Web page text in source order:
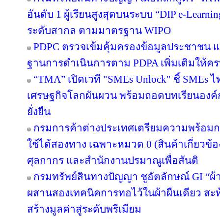
อันดับ 1 ผู้เรียนสูงสุดบนระบบ “DIP e-
ระดับสากล ตามมาตรฐาน WIPO
PDPC ตรวจเข้มคุ้มครองข้อมูลประชาชน
ฐานการดำเนินการตาม PDPA เพิ่มเติมให้ค
“TMA” เปิดเวที "SMEs Unlock" ชี้ SMEs
เศรษฐกิจโลกผันผวน พร้อมถอดบทเรียนอง
ยั่งยืน
กรมการค้าต่างประเทศเตรียมความพร้อ
ใช้ได้สองทาง เฉพาะหมวด 0 (สินค้าเกี่ยวข้
ศุลกากร และสำนักงานปรมาณูเพื่อสันติ
กรมทรัพย์สินทางปัญญา ชูอัตลักษณ์ GI “ผ้
ผสานสองเทคนิคการทอไว้ในผ้าผืนเดียว
สร้างมูลค่าสู่ระดับพรีเมียม